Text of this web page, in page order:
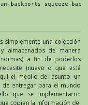
backports squeeze-
simplemente una colección
almacenados de manera
a fin de poderlos
(nuevo o que esté
el meollo del asunto: un
entregar para el mundo
que se implementaron
copian la información de,